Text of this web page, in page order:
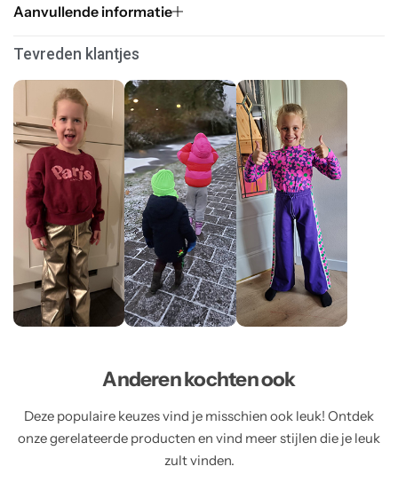
Aanvullende informatie
Tevreden klantjes
Anderen kochten ook
Deze populaire keuzes vind je misschien ook leuk! Ontdek
onze gerelateerde producten en vind meer stijlen die je leuk
zult vinden.